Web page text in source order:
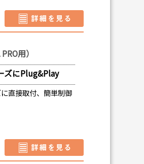
用）
ズにPlug&Play
直接取付、簡単制御